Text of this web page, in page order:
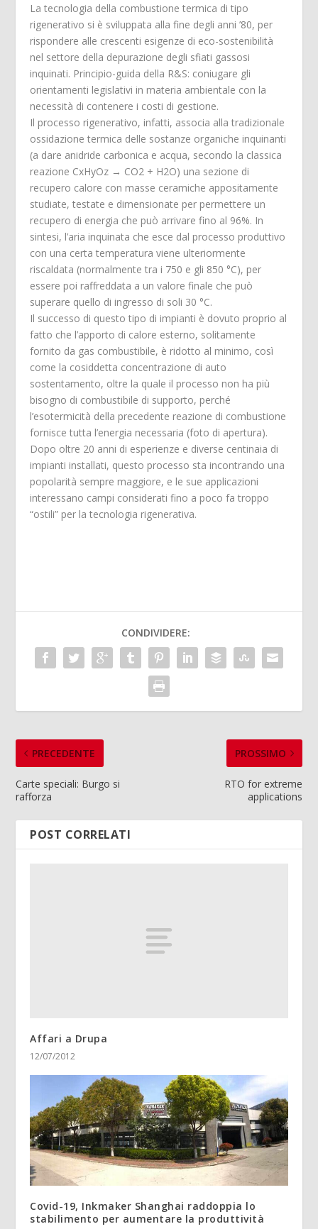
La tecnologia della combustione termica di tipo
rigenerativo si è sviluppata alla fine degli anni ’80, per
rispondere alle crescenti esigenze di eco-sostenibilità
nel settore della depurazione degli sfiati gassosi
inquinati. Principio-guida della R&S: coniugare gli
orientamenti legislativi in materia ambientale con la
necessità di contenere i costi di gestione.
Il processo rigenerativo, infatti, associa alla tradizionale
ossidazione termica delle sostanze organiche inquinanti
(a dare anidride carbonica e acqua, secondo la classica
reazione CxHyOz → CO2 + H2O) una sezione di
recupero calore con masse ceramiche appositamente
studiate, testate e dimensionate per permettere un
recupero di energia che può arrivare fino al 96%. In
sintesi, l’aria inquinata che esce dal processo produttivo
con una certa temperatura viene ulteriormente
riscaldata (normalmente tra i 750 e gli 850 °C), per
essere poi raffreddata a un valore finale che può
superare quello di ingresso di soli 30 °C.
Il successo di questo tipo di impianti è dovuto proprio al
fatto che l’apporto di calore esterno, solitamente
fornito da gas combustibile, è ridotto al minimo, così
come la cosiddetta concentrazione di auto
sostentamento, oltre la quale il processo non ha più
bisogno di combustibile di supporto, perché
l’esotermicità della precedente reazione di combustione
fornisce tutta l’energia necessaria (foto di apertura).
Dopo oltre 20 anni di esperienze e diverse centinaia di
impianti installati, questo processo sta incontrando una
popolarità sempre maggiore, e le sue applicazioni
interessano campi considerati fino a poco fa troppo
“ostili” per la tecnologia rigenerativa.
CONDIVIDERE:
PRECEDENTE
Carte speciali: Burgo si
rafforza
PROSSIMO
RTO for extreme
applications
POST CORRELATI
Affari a Drupa
12/07/2012
Covid-19, Inkmaker Shanghai raddoppia lo
stabilimento per aumentare la produttività